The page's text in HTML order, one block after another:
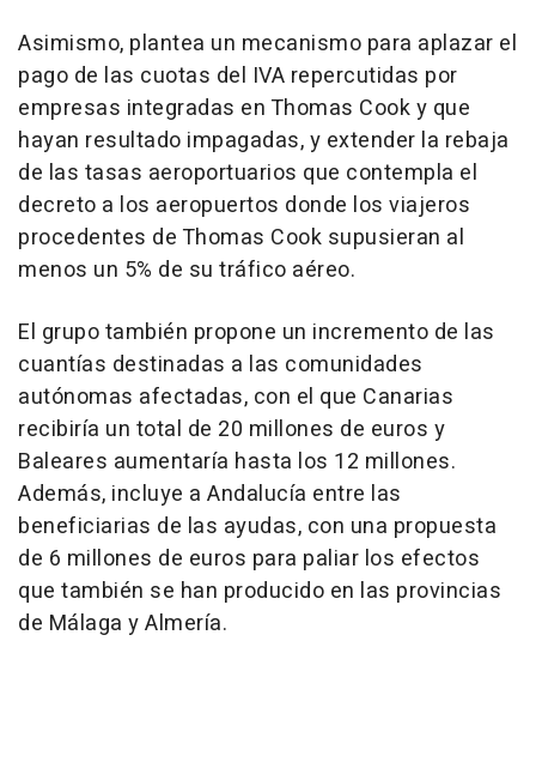
Asimismo, plantea un mecanismo para aplazar el
pago de las cuotas del IVA repercutidas por
empresas integradas en Thomas Cook y que
hayan resultado impagadas, y extender la rebaja
de las tasas aeroportuarios que contempla el
decreto a los aeropuertos donde los viajeros
procedentes de Thomas Cook supusieran al
menos un 5% de su tráfico aéreo.
El grupo también propone un incremento de las
cuantías destinadas a las comunidades
autónomas afectadas, con el que Canarias
recibiría un total de 20 millones de euros y
Baleares aumentaría hasta los 12 millones.
Además, incluye a Andalucía entre las
beneficiarias de las ayudas, con una propuesta
de 6 millones de euros para paliar los efectos
que también se han producido en las provincias
de Málaga y Almería.